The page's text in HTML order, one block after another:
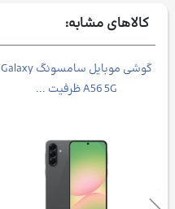
کالاهای مشابه:
گوشی موبايل سامسونگ Galaxy
A56 5G ظرفیت ...